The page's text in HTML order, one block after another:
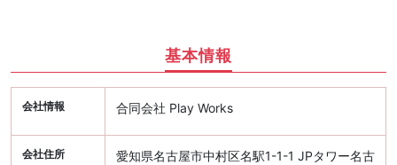
基本情報
会社情報 合同会社 Play Works
会社住所
愛知県名古屋市中村区名駅1-1-1 JPタワー名古